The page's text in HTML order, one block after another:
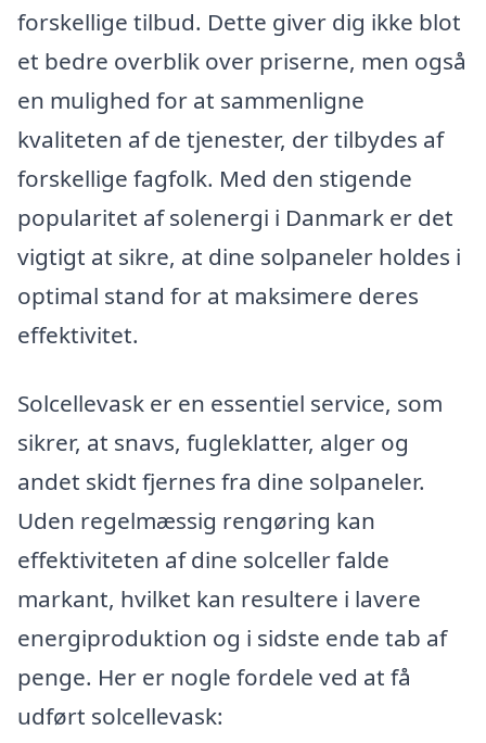
forskellige tilbud. Dette giver dig ikke blot
et bedre overblik over priserne, men også
en mulighed for at sammenligne
kvaliteten af de tjenester, der tilbydes af
forskellige fagfolk. Med den stigende
popularitet af solenergi i Danmark er det
vigtigt at sikre, at dine solpaneler holdes i
optimal stand for at maksimere deres
effektivitet.
Solcellevask er en essentiel service, som
sikrer, at snavs, fugleklatter, alger og
andet skidt fjernes fra dine solpaneler.
Uden regelmæssig rengøring kan
effektiviteten af dine solceller falde
markant, hvilket kan resultere i lavere
energiproduktion og i sidste ende tab af
penge. Her er nogle fordele ved at få
udført solcellevask: